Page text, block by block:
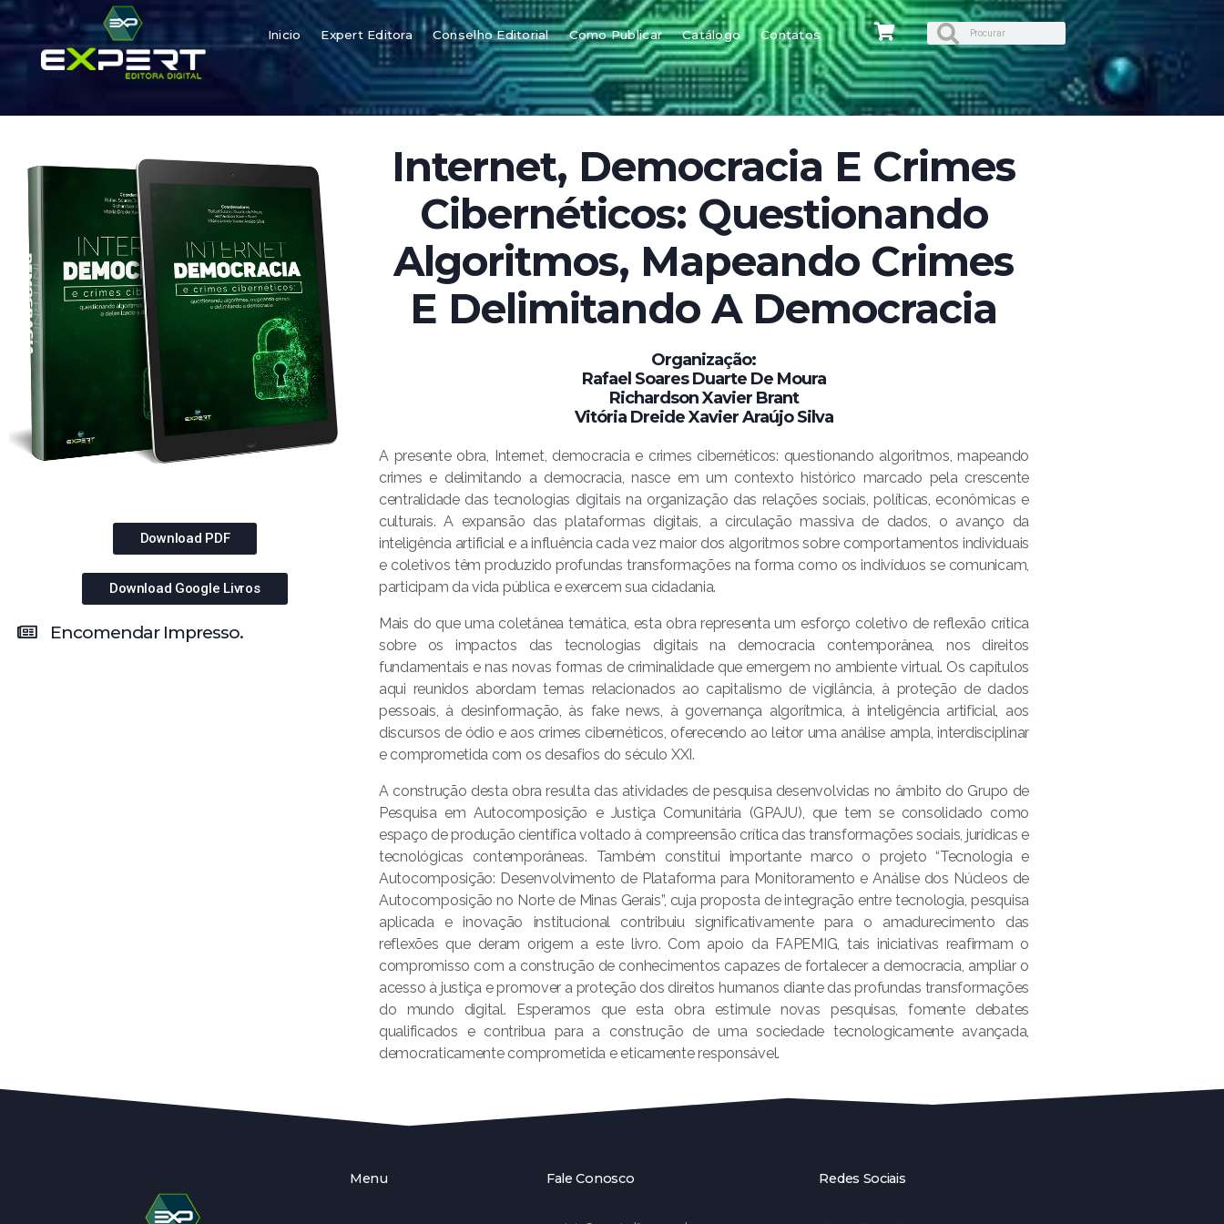
Inicio Expert Editora Conselho Editorial Como Publicar Catálogo Contatos
Download PDF
Download Google Livros
Encomendar Impresso.
Internet, Democracia E Crimes
Cibernéticos: Questionando
Algoritmos, Mapeando Crimes
E Delimitando A Democracia
Organização:
Rafael Soares Duarte De Moura
Richardson Xavier Brant
Vitória Dreide Xavier Araújo Silva
A presente obra, Internet, democracia e crimes cibernéticos: questionando algoritmos, mapeando
crimes e delimitando a democracia, nasce em um contexto histórico marcado pela crescente
centralidade das tecnologias digitais na organização das relações sociais, políticas, econômicas e
culturais. A expansão das plataformas digitais, a circulação massiva de dados, o avanço da
inteligência artificial e a influência cada vez maior dos algoritmos sobre comportamentos individuais
e coletivos têm produzido profundas transformações na forma como os indivíduos se comunicam,
participam da vida pública e exercem sua cidadania.
Mais do que uma coletânea temática, esta obra representa um esforço coletivo de reflexão crítica
sobre os impactos das tecnologias digitais na democracia contemporânea, nos direitos
fundamentais e nas novas formas de criminalidade que emergem no ambiente virtual. Os capítulos
aqui reunidos abordam temas relacionados ao capitalismo de vigilância, à proteção de dados
pessoais, à desinformação, às fake news, à governança algorítmica, à inteligência artificial, aos
discursos de ódio e aos crimes cibernéticos, oferecendo ao leitor uma análise ampla, interdisciplinar
e comprometida com os desafios do século XXI.
A construção desta obra resulta das atividades de pesquisa desenvolvidas no âmbito do Grupo de
Pesquisa em Autocomposição e Justiça Comunitária (GPAJU), que tem se consolidado como
espaço de produção científica voltado à compreensão crítica das transformações sociais, jurídicas e
tecnológicas contemporâneas. Também constitui importante marco o projeto “Tecnologia e
Autocomposição: Desenvolvimento de Plataforma para Monitoramento e Análise dos Núcleos de
Autocomposição no Norte de Minas Gerais”, cuja proposta de integração entre tecnologia, pesquisa
aplicada e inovação institucional contribuiu significativamente para o amadurecimento das
reflexões que deram origem a este livro. Com apoio da FAPEMIG, tais iniciativas reafirmam o
compromisso com a construção de conhecimentos capazes de fortalecer a democracia, ampliar o
acesso à justiça e promover a proteção dos direitos humanos diante das profundas transformações
do mundo digital. Esperamos que esta obra estimule novas pesquisas, fomente debates
qualificados e contribua para a construção de uma sociedade tecnologicamente avançada,
democraticamente comprometida e eticamente responsável.
Menu Fale Conosco Redes Sociais